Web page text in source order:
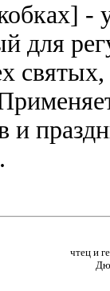
-
для
и
чтец и